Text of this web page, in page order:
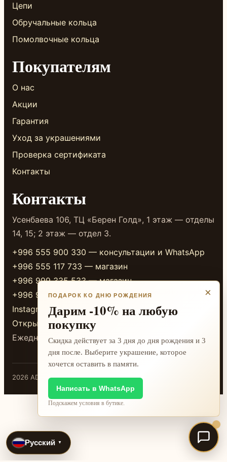
Цепи
Обручальные кольца
Помолвочные кольца
Покупателям
О нас
Акции
Гарантия
Уход за украшениями
Проверка сертификата
Контакты
Контакты
Усенбаева 106, ТЦ «Берен Голд», 1 этаж — отделы
14, 15; 2 этаж — отдел 3.
+996 555 900 330 — консультации и WhatsApp
+996 555 117 733 — магазин
+996 999 335 533 — магазин
+996 999 338 333 — магазин
Instagram
Открыть в 2GIS
Ежедневно 10:00-20:00
2026 ADAMANT · Бишкек
Русский ▼
×
ПОДАРОК КО ДНЮ РОЖДЕНИЯ
Дарим -10% на любую
покупку
Скидка действует за 3 дня до дня рождения и 3
дня после. Выберите украшение, которое
хочется оставить в памяти.
Написать в WhatsApp
Подскажем условия в бутике.